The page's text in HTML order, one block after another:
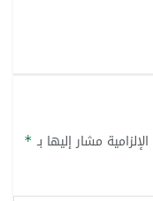
مشار إليها بـ *